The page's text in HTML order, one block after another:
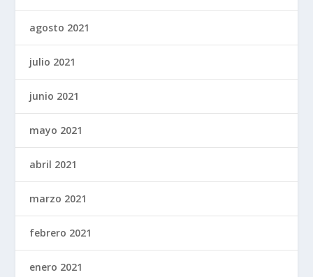
agosto 2021
julio 2021
junio 2021
mayo 2021
abril 2021
marzo 2021
febrero 2021
enero 2021